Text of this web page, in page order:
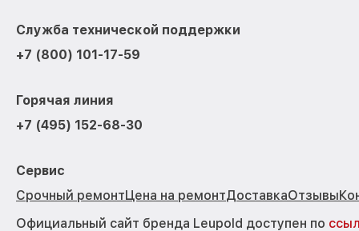
Служба технической поддержки
+7 (800) 101-17-59
Горячая линия
+7 (495) 152-68-30
Сервис
Срочный ремонтЦена на ремонтДоставкаОтзывы
Официальный сайт бренда Leupold доступен по